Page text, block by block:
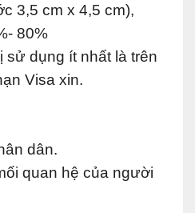
3,5 cm x 4,5 cm),
80%
sử dụng ít nhất là trên
Visa xin.
dân.
quan hệ của người